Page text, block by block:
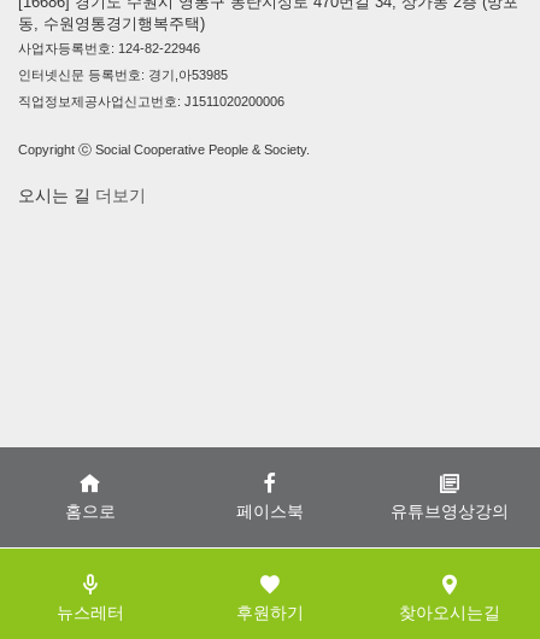
홈으로 페이스북 유튜브영상강의
뉴스레터 후원하기 찾아오시는길
동, 수원영통경기행복주택)
사업자등록번호: 124-82-22946
인터넷신문 등록번호: 경기,아53985
직업정보제공사업신고번호: J1511020200006
Copyright ⓒ Social Cooperative People & Society.
오시는 길 더보기